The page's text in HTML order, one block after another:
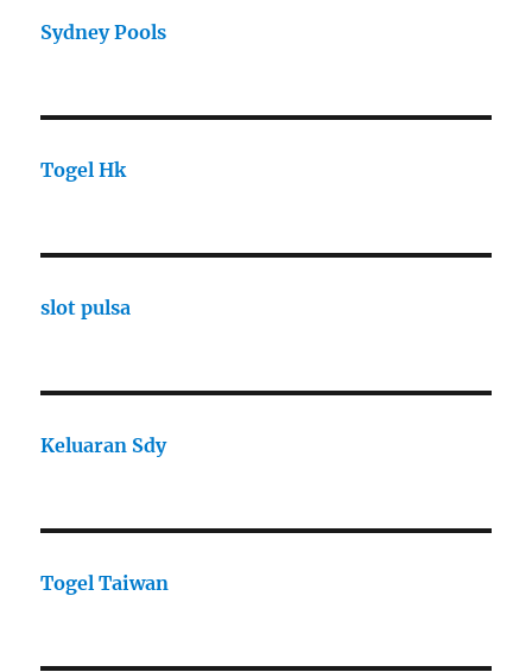
Sydney Pools
Togel Hk
slot pulsa
Keluaran Sdy
Togel Taiwan